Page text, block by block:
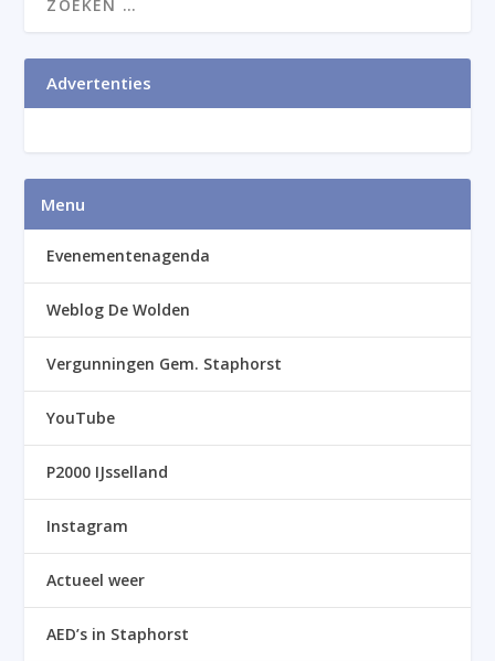
Advertenties
Menu
Evenementenagenda
Weblog De Wolden
Vergunningen Gem. Staphorst
YouTube
P2000 IJsselland
Instagram
Actueel weer
AED’s in Staphorst